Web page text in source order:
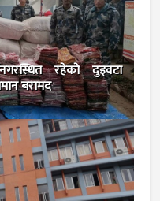
रहेकाे दुइवटा
बरामद